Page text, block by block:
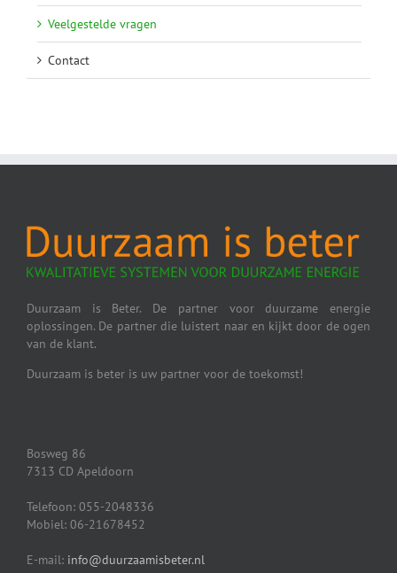
Veelgestelde vragen
Contact
Duurzaam is Beter. De partner voor duurzame energie
oplossingen. De partner die luistert naar en kijkt door de ogen
van de klant.
Duurzaam is beter is uw partner voor de toekomst!
Bosweg 86
7313 CD Apeldoorn
Telefoon: 055-2048336
Mobiel: 06-21678452
E-mail: info@duurzaamisbeter.nl